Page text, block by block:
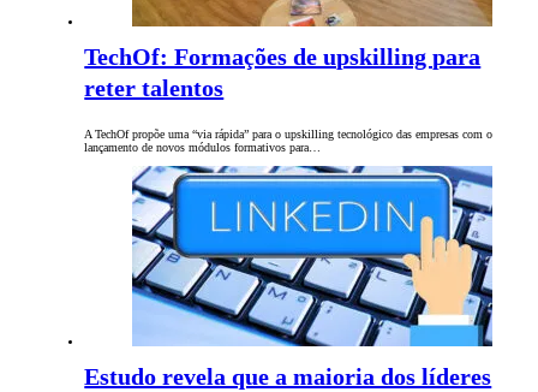
TechOf: Formações de upskilling para
reter talentos
A TechOf propõe uma “via rápida” para o upskilling tecnológico das empresas com o
lançamento de novos módulos formativos para…
Estudo revela que a maioria dos líderes